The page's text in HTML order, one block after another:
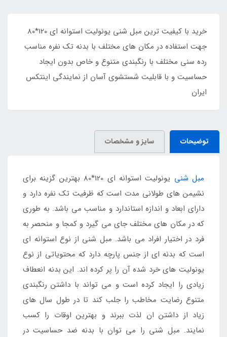
خرید با کیفیت ترین مبل شنی یونولیت استوانه ای 120*80
جهت استفاده در مکان های مختلف با بدنه تک نفره مناسب
رده سنی مختلف با رنگبندی متنوع و خاص بدون ایجاد
حساسیت و با قابلیت شستشوی آسان از نمایندگی اینتکس
ایران
توضیحات سایز و مشخصات
مبل شنی
یونولیت استوانه ای 120*80 بهترین گزینه برای
نشیمن های طولانی مدت است که ظرفیت تک نفره دارد و
دارای ابعاد و اندازه استاندارد و مناسب می باشد. به طوری
که در مکان های مختلف جای می گیرد و کمجا و منحصر به
فرد در اختیار افراد می باشد. مبل شنی از نوع استوانه ای
است که بدنه ای از جنس پارچه دارد که محتویاتی از نوع
یونولیت های خرد شده آن را پر کرده اند. این بدنه انعطاف
زیادی را ایجاد کرده است و می تواند با داشتن رنگبندی
متنوع رضایت مخاطب را جلب کند تا در طول سال های
زیاد از داشتن ان لذت ببرند و بهترین اوقات را کسب
نمایند. مبل شنی را می توان با بدنه ضد حساسیت در